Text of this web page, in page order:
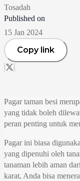
Tosadah
Published on
15 Jan 2024
Copy link
Pagar taman besi
yang tidak boleh
peran penting untuk
Pagar ini biasa
yang dipenuhi oleh
tanaman lebih aman
karat, Anda bisa